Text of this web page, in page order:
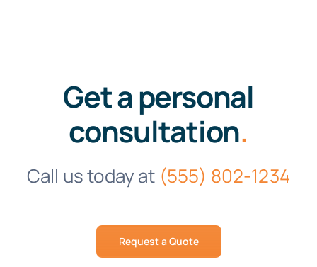
Get a personal
consultation.
Call us today at (555) 802-1234
Request a Quote